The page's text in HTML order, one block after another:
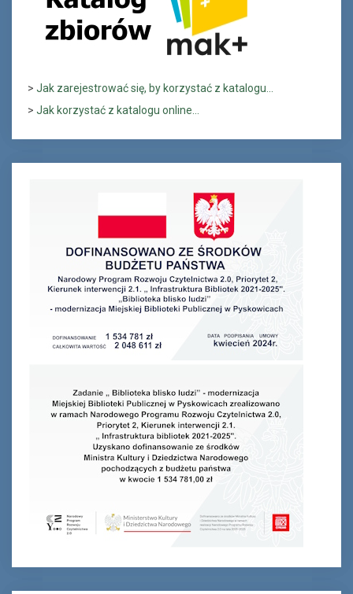
> Jak zarejestrować się, by korzystać z katalogu...
> Jak korzystać z katalogu online...